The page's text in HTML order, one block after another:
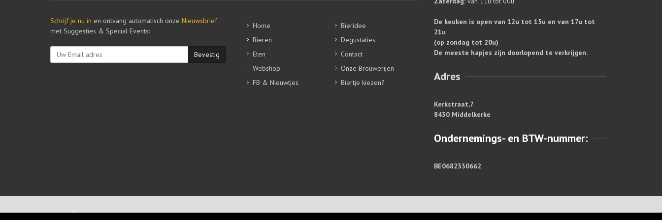
Schrijf je nu in en ontvang automatisch onze Nieuwsbrief
met Suggesties & Special Events:
Bevestig
Home
Bieren
Eten
Webshop
FB & Nieuwtjes
Bieridee
Degustaties
Contact
Onze Brouwerijen
Biertje kiezen?
De keuken is open van 12u tot 15u en van 17u tot
21u
(op zondag tot 20u)
De meeste hapjes zijn doorlopend te verkrijgen.
Adres
Kerkstraat,7
8430 Middelkerke
Ondernemings- en BTW-nummer:
BE0682330662